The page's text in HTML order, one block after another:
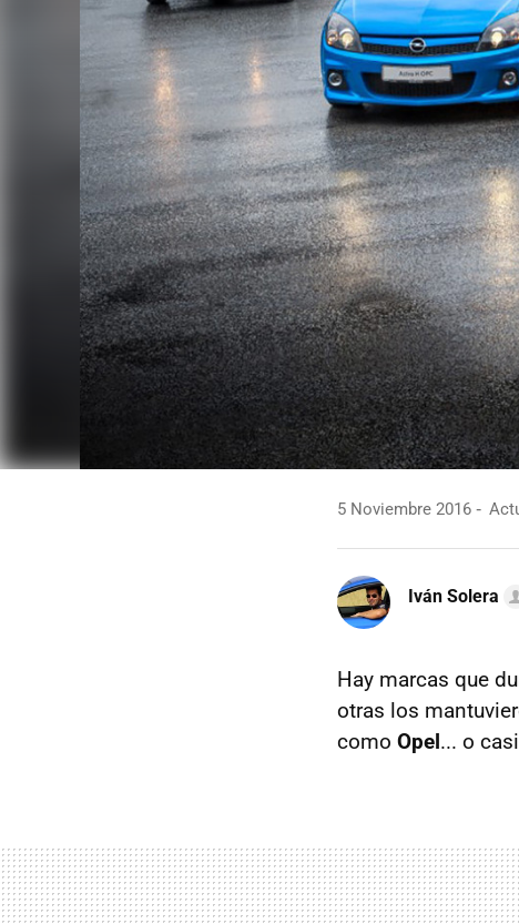
5 Noviembre 2016
Iván Solera
Hay marcas que
otras los
como Opel... o